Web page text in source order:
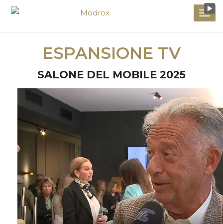
ESPANSIONE TV
SALONE DEL MOBILE 2025